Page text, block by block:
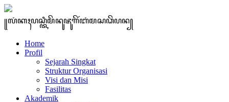
꧋ꦭꦁꦏꦃꦥꦱ꧀ꦠꦶꦩꦼꦤꦸꦗꦸꦒꦼꦂꦧꦁꦩꦱꦣꦼꦥꦤ꧀
Home
Profil
Sejarah Singkat
Struktur Organisasi
Visi dan Misi
Fasilitas
Akademik